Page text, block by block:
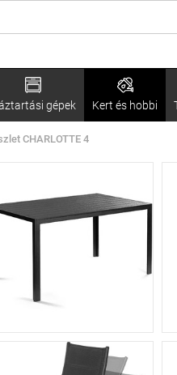
gépek Kert és hobbi
CHARLOTTE 4